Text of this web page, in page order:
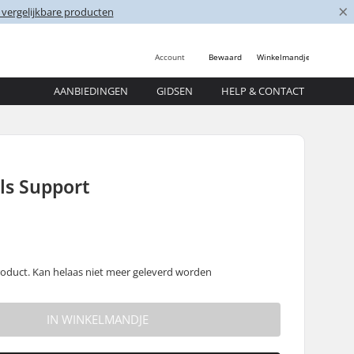
vergelijkbare producten ×
Winkelmandje
Bewaard
Account
AANBIEDINGEN GIDSEN HELP & CONTACT
Support
Kan helaas niet meer geleverd worden
IN WINKELMANDJE